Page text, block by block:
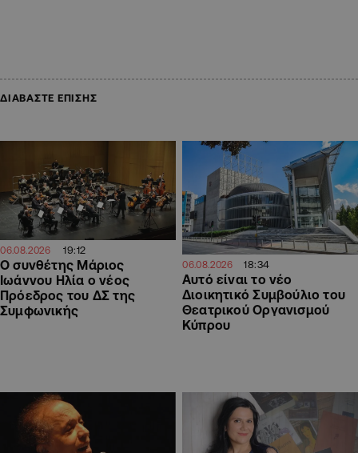
ΔΙΑΒΑΣΤΕ ΕΠΙΣΗΣ
06.08.2026 19:12
Ο συνθέτης Μάριος
Ιωάννου Ηλία ο νέος
Πρόεδρος του ΔΣ της
Συμφωνικής
06.08.2026 18:34
Αυτό είναι το νέο
Διοικητικό Συμβούλιο του
Θεατρικού Οργανισμού
Κύπρου